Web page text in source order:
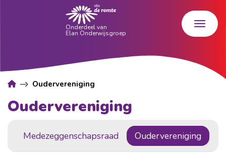
Oudervereniging
Oudervereniging
Medezeggenschapsraad Oudervereniging